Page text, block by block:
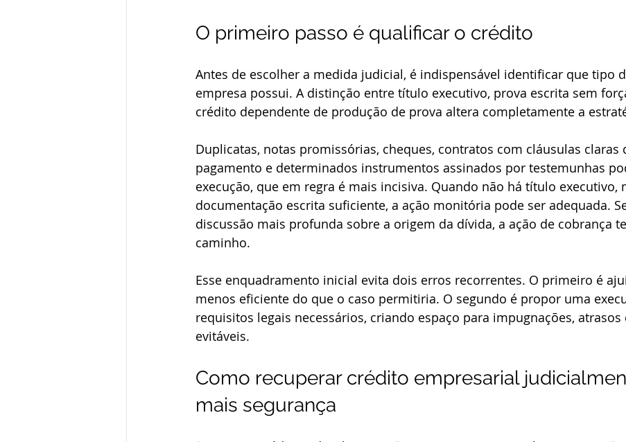
O primeiro passo é qualificar o crédito
Antes de escolher a medida judicial, é indispensável identificar que tipo
empresa possui. A distinção entre título executivo, prova escrita sem
crédito dependente de produção de prova altera completamente a
Duplicatas, notas promissórias, cheques, contratos com cláusulas claras
pagamento e determinados instrumentos assinados por testemunhas
execução, que em regra é mais incisiva. Quando não há título executivo,
documentação escrita suficiente, a ação monitória pode ser adequada.
discussão mais profunda sobre a origem da dívida, a ação de cobrança
caminho.
Esse enquadramento inicial evita dois erros recorrentes. O primeiro é
menos eficiente do que o caso permitiria. O segundo é propor uma
requisitos legais necessários, criando espaço para impugnações, atrasos
evitáveis.
Como recuperar crédito empresarial
mais segurança